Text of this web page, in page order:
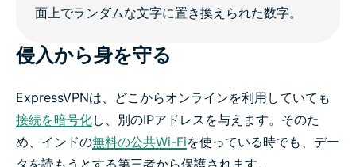
侵入から身を守る
ExpressVPNは、どこからオンラインを利用していても
接続を暗号化し、別のIPアドレスを与えます。そのた
め、インドの無料の公共Wi-Fiを使っている時でも、デー
タを読もうとする第三者から保護されます。